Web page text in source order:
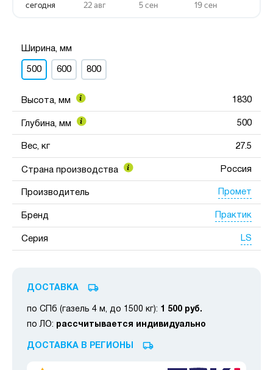
Ширина, мм
500 600 800
Высота, мм 1830
Глубина, мм 500
Вес, кг 27.5
Страна производства Россия
Производитель Промет
Бренд Практик
Серия LS
ДОСТАВКА
по СПб (газель 4 м, до 1500 кг): 1 500 руб.
по ЛО: рассчитывается индивидуально
ДОСТАВКА В РЕГИОНЫ